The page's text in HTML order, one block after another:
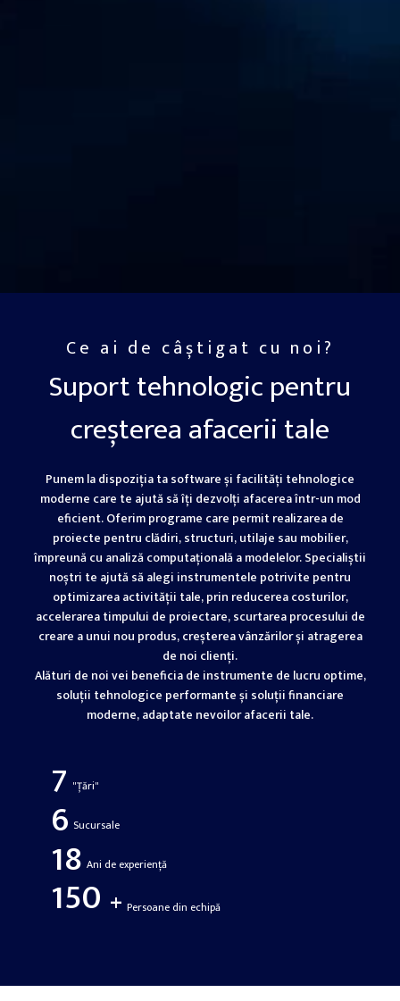
Ce ai de câștigat cu noi?
Suport tehnologic pentru
creșterea afacerii tale
Punem la dispoziția ta software și facilități tehnologice
moderne care te ajută să îți dezvolți afacerea într-un mod
eficient. Oferim programe care permit realizarea de
proiecte pentru clădiri, structuri, utilaje sau mobilier,
împreună cu analiză computațională a modelelor. Specialiștii
noștri te ajută să alegi instrumentele potrivite pentru
optimizarea activității tale, prin reducerea costurilor,
accelerarea timpului de proiectare, scurtarea procesului de
creare a unui nou produs, creșterea vânzărilor și atragerea
de noi clienți.
Alături de noi vei beneficia de instrumente de lucru optime,
soluții tehnologice performante și soluții financiare
moderne, adaptate nevoilor afacerii tale.
7 "Țări"
6 Sucursale
18 Ani de experiență
150 + Persoane din echipă